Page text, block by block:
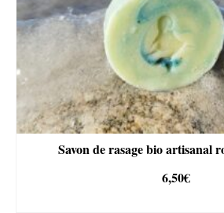
Savon de rasage bio artisanal
6,50€